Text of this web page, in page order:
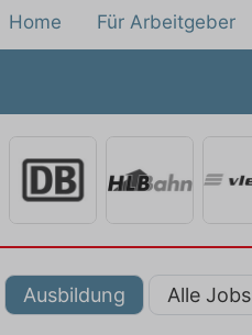
Home Für Arbeitgeber
Ausbildung Alle Jobs